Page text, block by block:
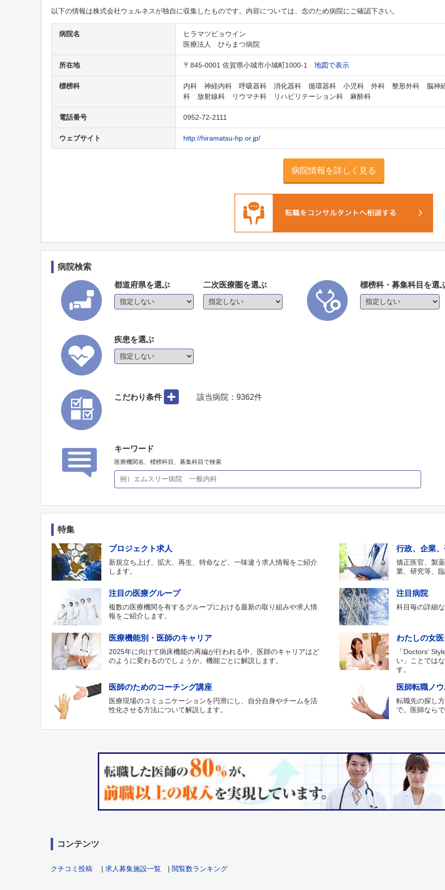
清友病院
田中病院
佐賀リハビリテーション病院
鮫島病院
神埼病院
以下の情報は株式会社ウェルネスが独自に収集したものです。内容については、念のため病院にご確認下さい。
病院名
ヒラマツビョウイン
医療法人 ひらまつ病院
所在地 〒845-0001 佐賀県小城市小城町1000-1 地図で表示
標榜科
内科 神経内科 呼吸器科 消化器科 循環器科 小児科 外科 整形外科 脳
科 放射線科 リウマチ科 リハビリテーション科 麻酔科
電話番号 0952-72-2111
ウェブサイト http://hiramatsu-hp.or.jp/
病院情報を詳しく見る
病院検索
都道府県を選ぶ 二次医療圏を選ぶ 標榜科・募集科目を選
疾患を選ぶ
こだわり条件 該当病院： 9362件
キーワード
医療機関名、標榜科目、募集科目で検索
特集
プロジェクト求人
新規立ち上げ、拡大、再生、特命など、一味違う求人情報をご紹介
します。
行政、企業
矯正医官、製
業、研究等、
注目の医療グループ
複数の医療機関を有するグループにおける最新の取り組みや求人情
報をご紹介します。
注目病院
科目毎の詳細
医療機能別・医師のキャリア
2025年に向けて病床機能の再編が行われる中、医師のキャリアはど
のように変わるのでしょうか。機能ごとに解説します。
わたしの女
「Doctors‘
い」ことでは
す。
医師のためのコーチング講座
医療現場のコミュニケーションを円滑にし、自分自身やチームを活
性化させる方法について解説します。
医師転職ノ
転職先の探し
で。医師なら
コンテンツ
クチコミ投稿 | 求人募集施設一覧 | 閲覧数ランキング